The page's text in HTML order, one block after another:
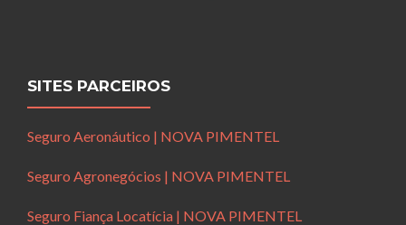
SITES PARCEIROS
Seguro Aeronáutico | NOVA PIMENTEL
Seguro Agronegócios | NOVA PIMENTEL
Seguro Fiança Locatícia | NOVA PIMENTEL